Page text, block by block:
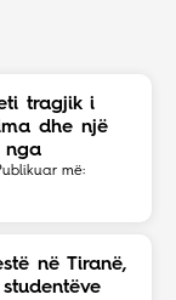
tragjik i
dhe një
nga
më:
në Tiranë,